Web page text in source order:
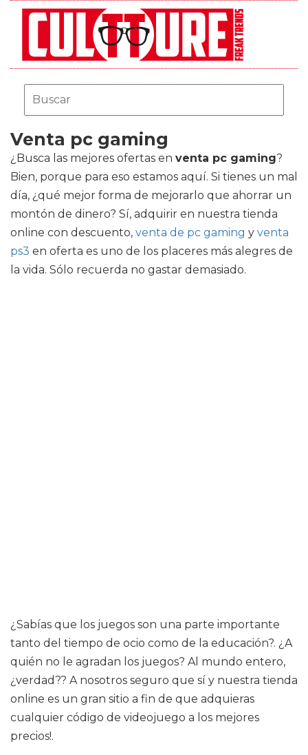
Venta pc gaming
¿Busca las mejores ofertas en venta pc gaming?
Bien, porque para eso estamos aquí. Si tienes un mal
día, ¿qué mejor forma de mejorarlo que ahorrar un
montón de dinero? Sí, adquirir en nuestra tienda
online con descuento, venta de pc gaming y venta
ps3 en oferta es uno de los placeres más alegres de
la vida. Sólo recuerda no gastar demasiado.
¿Sabías que los juegos son una parte importante
tanto del tiempo de ocio como de la educación?. ¿A
quién no le agradan los juegos? Al mundo entero,
¿verdad?? A nosotros seguro que sí y nuestra tienda
online es un gran sitio a fin de que adquieras
cualquier código de videojuego a los mejores
precios!.